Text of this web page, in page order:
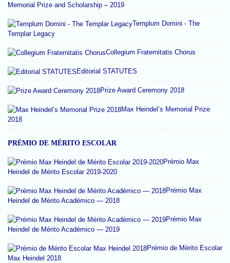
Memorial Prize and Scholarship – 2019
Templum Domini - The
Templar Legacy
Collegium Fraternitatis Chorus
Editorial STATUTES
Prize Award Ceremony 2018
Max Heindel’s Memorial Prize
2018
PRÉMIO DE MÉRITO ESCOLAR
Prémio Max
Heindel de Mérito Escolar 2019-2020
Prémio Max
Heindel de Mérito Académico — 2018
Prémio Max
Heindel de Mérito Académico — 2019
Prémio de Mérito Escolar
Max Heindel 2018